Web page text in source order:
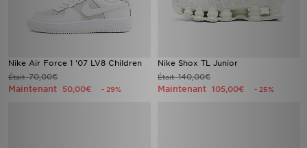
Nike Air Force 1 '07 LV8 Children
Était70,00€
Maintenant 50,00€ - 29%
Nike Shox TL Junior
Était140,00€
Maintenant 105,00€ - 25%